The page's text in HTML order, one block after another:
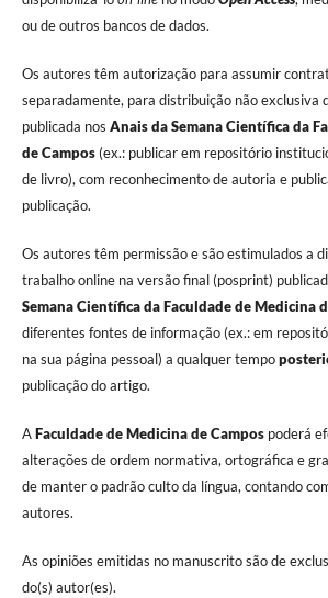
ou de outros bancos de dados.
Os autores têm autorização para assumir
separadamente, para distribuição não exclusiva
publicada nos Anais da Semana Científica da
de Campos(ex.: publicar em repositório
de livro), com reconhecimento de autoria e
publicação.
Os autores têm permissão e são estimulados a
trabalho online na versão final (posprint)
Semana Científica da Faculdade de Medicina
diferentes fontes de informação (ex.: em
na sua página pessoal) a qualquer tempo
publicação do artigo.
AFaculdade de Medicina de Campospoderá
alterações de ordem normativa, ortográfica e
de manter o padrão culto da língua, contando
autores.
As opiniões emitidas no manuscrito são de
do(s) autor(es).